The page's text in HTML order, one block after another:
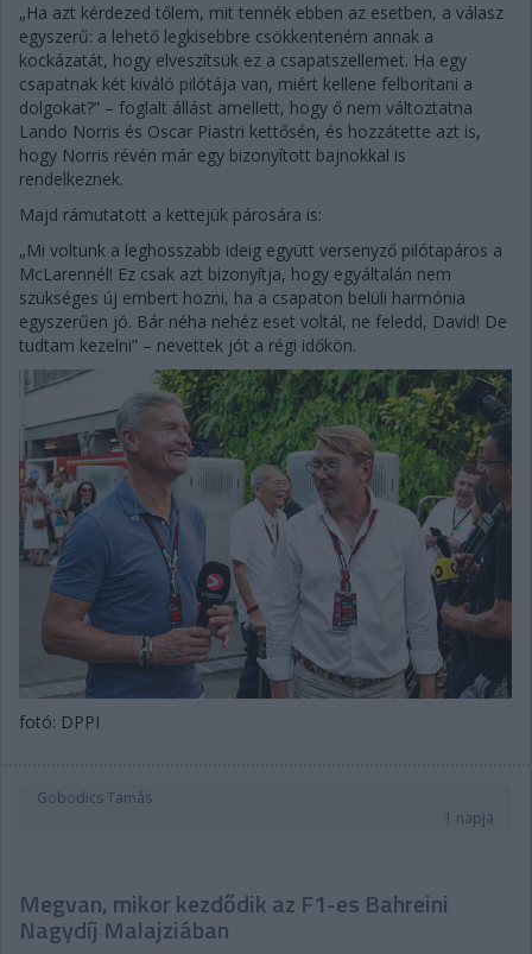
„Ha azt kérdezed tőlem, mit tennék ebben az esetben, a válasz
egyszerű: a lehető legkisebbre csökkenteném annak a
kockázatát, hogy elveszítsük ez a csapatszellemet. Ha egy
csapatnak két kiváló pilótája van, miért kellene felborítani a
dolgokat?” – foglalt állást amellett, hogy ő nem változtatna
Lando Norris és Oscar Piastri kettősén, és hozzátette azt is,
hogy Norris révén már egy bizonyított bajnokkal is
rendelkeznek.
Majd rámutatott a kettejük párosára is:
„Mi voltunk a leghosszabb ideig együtt versenyző pilótapáros a
McLarennél! Ez csak azt bizonyítja, hogy egyáltalán nem
szükséges új embert hozni, ha a csapaton belüli harmónia
egyszerűen jó. Bár néha nehéz eset voltál, ne feledd, David! De
tudtam kezelni” – nevettek jót a régi időkön.
fotó: DPPI
Gobodics Tamás
1 napja
Megvan, mikor kezdődik az F1-es Bahreini
Nagydíj Malajziában